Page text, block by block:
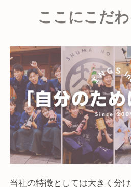
田町芝浦店／品川港南口店／
横浜店／武蔵小杉店／相模原
＜千葉県＞
南船橋店／松戸主水店／
アトレ新浦安店
＜埼玉県＞
入間店／岩槻店
＜大阪府＞
道頓堀店
日本油党
ここにこだ
当社の特徴としては大きく分